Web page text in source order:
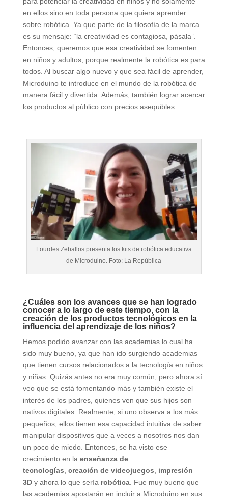
en ellos sino en toda persona que quiera aprender
sobre robótica. Ya que parte de la filosofía de la marca
es su mensaje: “la creatividad es contagiosa, pásala”.
Entonces, queremos que esa creatividad se fomenten
en niños y adultos, porque realmente la robótica es para
todos. Al buscar algo nuevo y que sea fácil de aprender,
Microduino te introduce en el mundo de la robótica de
manera fácil y divertida. Además, también lograr acercar
los productos al público con precios asequibles.
Lourdes Zeballos presenta los kits de robótica educativa
de Microduino. Foto: La República
¿Cuáles son los avances que se han logrado
conocer a lo largo de este tiempo, con la
creación de los productos tecnológicos en la
influencia del aprendizaje de los niños?
Hemos podido avanzar con las academias lo cual ha
sido muy bueno, ya que han ido surgiendo academias
que tienen cursos relacionados a la tecnología en niños
y niñas. Quizás antes no era muy común, pero ahora sí
veo que se está fomentando más y también existe el
interés de los padres, quienes ven que sus hijos son
nativos digitales. Realmente, si uno observa a los más
pequeños, ellos tienen esa capacidad intuitiva de saber
manipular dispositivos que a veces a nosotros nos dan
un poco de miedo. Entonces, se ha visto ese
crecimiento en la enseñanza de
tecnologías, creación de videojuegos, impresión
3Dy ahora lo que sería robótica. Fue muy bueno que
las academias apostarán en incluir a Microduino en sus